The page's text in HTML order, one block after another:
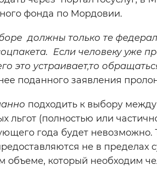
фонда по Мордовии.
должны только те
Если человеку уже
это устраивает,то
поданного заявления
подходить к выбору
льгот (полностью или
года будет невозможно.
не в
объеме, который необходим